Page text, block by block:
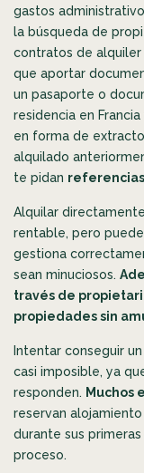
gastos
la búsqueda de
contratos de alquiler
que aportar
un pasaporte o
residencia en
en forma de
alquilado
te pidan
Alquilar
rentable, pero
gestiona
sean minuciosos.
través de
propiedades sin
Intentar conseguir
casi imposible, ya
responden. Muchos
reservan
durante sus
proceso.